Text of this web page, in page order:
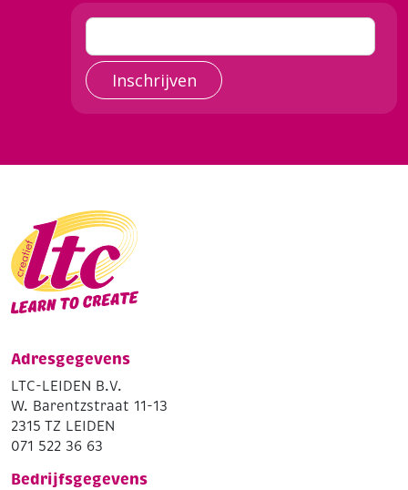
Inschrijven
Adresgegevens
LTC-LEIDEN B.V.
W. Barentzstraat 11-13
2315 TZ LEIDEN
071 522 36 63
Bedrijfsgegevens